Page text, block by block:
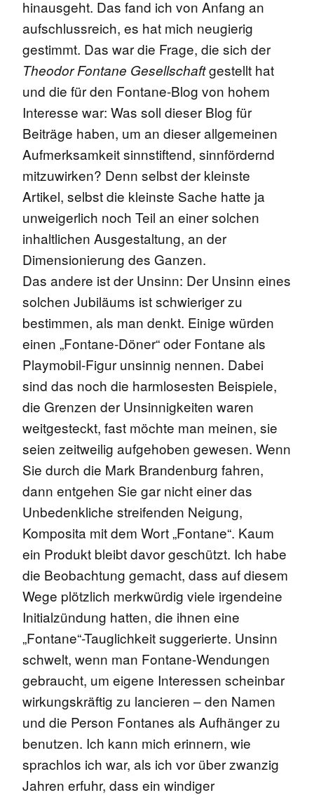
hinausgeht. Das fand ich von Anfang an
aufschlussreich, es hat mich neugierig
gestimmt. Das war die Frage, die sich der
Theodor Fontane Gesellschaftgestellt hat
und die für den Fontane-Blog von hohem
Interesse war: Was soll dieser Blog für
Beiträge haben, um an dieser allgemeinen
Aufmerksamkeit sinnstiftend, sinnfördernd
mitzuwirken? Denn selbst der kleinste
Artikel, selbst die kleinste Sache hatte ja
unweigerlich noch Teil an einer solchen
inhaltlichen Ausgestaltung, an der
Dimensionierung des Ganzen.
Das andere ist der Unsinn: Der Unsinn eines
solchen Jubiläums ist schwieriger zu
bestimmen, als man denkt. Einige würden
einen „Fontane-Döner“ oder Fontane als
Playmobil-Figur unsinnig nennen. Dabei
sind das noch die harmlosesten Beispiele,
die Grenzen der Unsinnigkeiten waren
weitgesteckt, fast möchte man meinen, sie
seien zeitweilig aufgehoben gewesen. Wenn
Sie durch die Mark Brandenburg fahren,
dann entgehen Sie gar nicht einer das
Unbedenkliche streifenden Neigung,
Komposita mit dem Wort „Fontane“. Kaum
ein Produkt bleibt davor geschützt. Ich habe
die Beobachtung gemacht, dass auf diesem
Wege plötzlich merkwürdig viele irgendeine
Initialzündung hatten, die ihnen eine
„Fontane“-Tauglichkeit suggerierte. Unsinn
schwelt, wenn man Fontane-Wendungen
gebraucht, um eigene Interessen scheinbar
wirkungskräftig zu lancieren – den Namen
und die Person Fontanes als Aufhänger zu
benutzen. Ich kann mich erinnern, wie
sprachlos ich war, als ich vor über zwanzig
Jahren erfuhr, dass ein windiger